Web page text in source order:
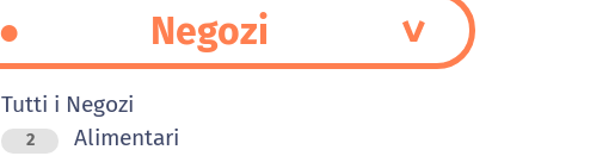
Negozi
Tutti i Negozi
2 Alimentari